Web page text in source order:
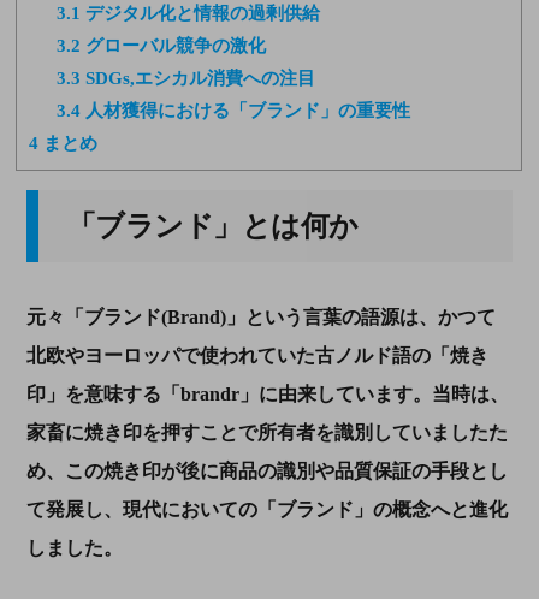
3.1 デジタル化と情報の過剰供給
3.2 グローバル競争の激化
3.3 SDGs,エシカル消費への注目
3.4 人材獲得における「ブランド」の重要性
4 まとめ
「ブランド」とは何か
元々「ブランド(Brand)」という言葉の語源は、かつて
北欧やヨーロッパで使われていた古ノルド語の「焼き
印」を意味する「 brandr」に由来しています。当時は、
家畜に焼き印を押すことで所有者を識別していましたた
め、この焼き印が後に商品の識別や品質保証の手段とし
て発展し、現代においての「ブランド」の概念へと進化
しました。